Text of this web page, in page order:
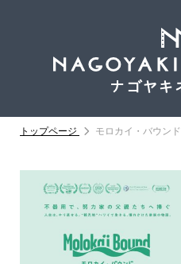
トップページ モロカイ・バウンド